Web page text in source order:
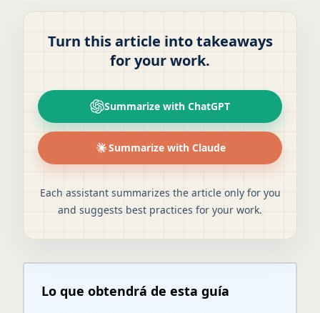
Turn this article into takeaways
for your work.
Summarize with ChatGPT
Summarize with Claude
Each assistant summarizes the article only for you
and suggests best practices for your work.
Lo que obtendrá de esta guía